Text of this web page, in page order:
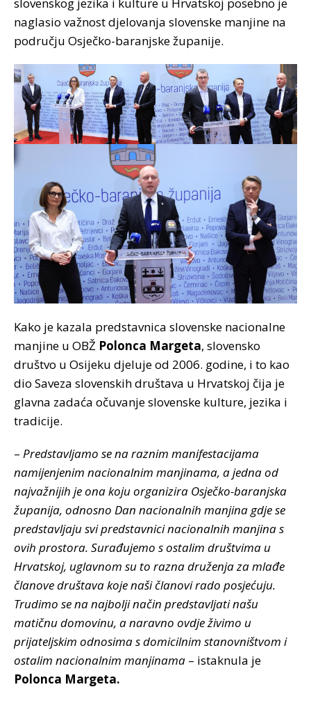
slovenskog jezika i kulture u Hrvatskoj posebno je
naglasio važnost djelovanja slovenske manjine na
području Osječko-baranjske županije.
Kako je kazala predstavnica slovenske nacionalne
manjine u OBŽ Polonca Margeta, slovensko
društvo u Osijeku djeluje od 2006. godine, i to kao
dio Saveza slovenskih društava u Hrvatskoj čija je
glavna zadaća očuvanje slovenske kulture, jezika i
tradicije.
– Predstavljamo se na raznim manifestacijama
namijenjenim nacionalnim manjinama, a jedna od
najvažnijih je ona koju organizira Osječko-baranjska
županija, odnosno Dan nacionalnih manjina gdje se
predstavljaju svi predstavnici nacionalnih manjina s
ovih prostora. Surađujemo s ostalim društvima u
Hrvatskoj, uglavnom su to razna druženja za mlađe
članove društava koje naši članovi rado posjećuju.
Trudimo se na najbolji način predstavljati našu
matičnu domovinu, a naravno ovdje živimo u
prijateljskim odnosima s domicilnim stanovništvom i
ostalim nacionalnim manjinama – istaknula je
Polonca Margeta.